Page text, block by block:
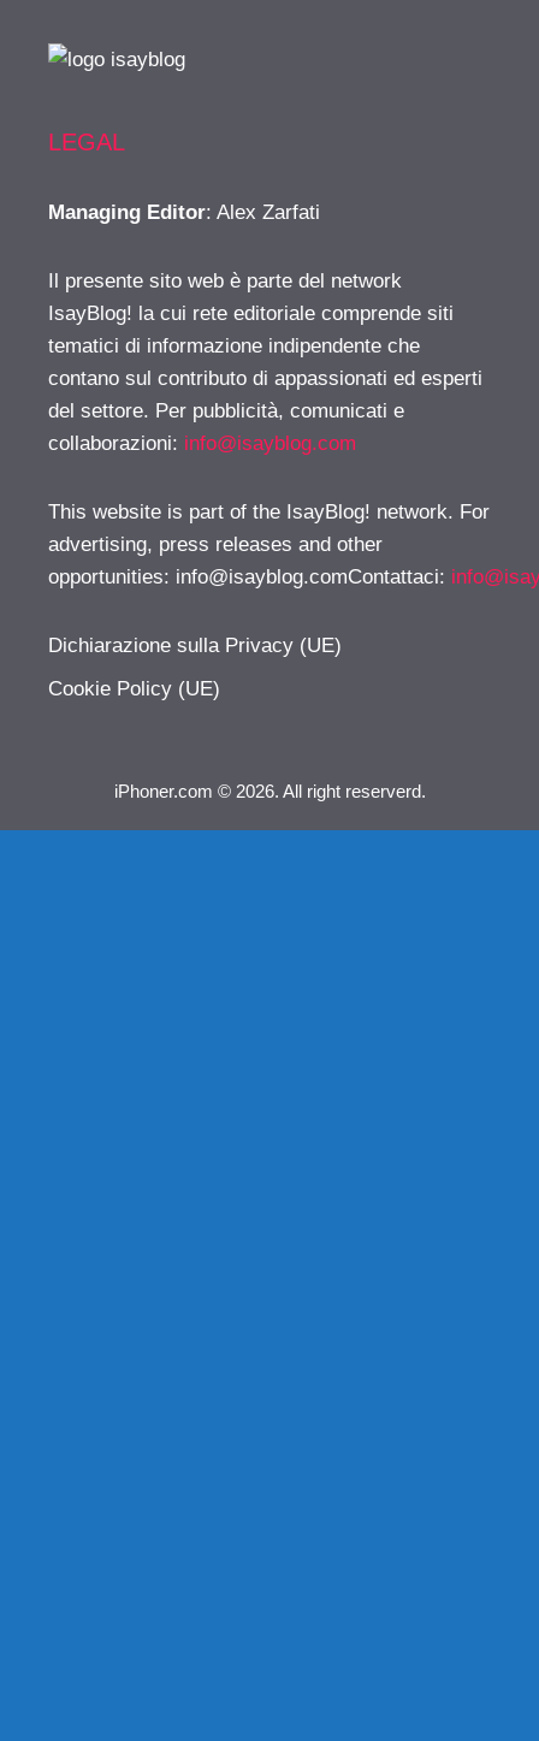
LEGAL
Managing Editor: Alex Zarfati
Il presente sito web è parte del network
IsayBlog! la cui rete editoriale comprende siti
tematici di informazione indipendente che
contano sul contributo di appassionati ed esperti
del settore. Per pubblicità, comunicati e
collaborazioni: info@isayblog.com
This website is part of the IsayBlog! network. For
advertising, press releases and other
opportunities: info@isayblog.comContattaci:
Dichiarazione sulla Privacy (UE)
Cookie Policy (UE)
iPhoner.com © 2026. All right reserverd.